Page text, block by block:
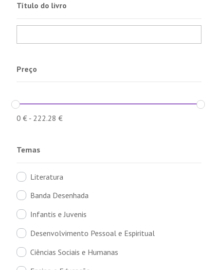
Título do livro
Preço
0 €- 222.28 €
Temas
Literatura
Banda Desenhada
Infantis e Juvenis
Desenvolvimento Pessoal e Espiritual
Ciências Sociais e Humanas